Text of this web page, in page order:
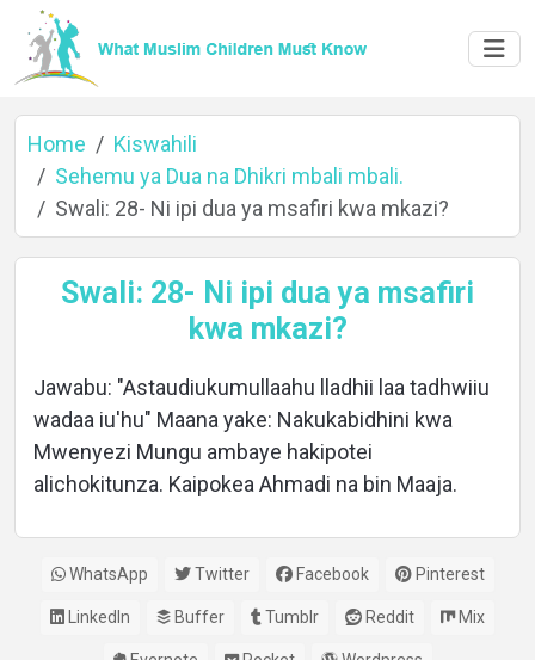
Home
Languages
Home
Kiswahili
Sehemu ya Dua na Dhikri mbali mbali.
Swali: 28- Ni ipi dua ya msafiri kwa mkazi?
Swali: 28- Ni ipi dua ya msafiri
kwa mkazi?
Jawabu: "Astaudiukumullaahu lladhii laa tadhwiiu
wadaa iu'hu" Maana yake: Nakukabidhini kwa
Mwenyezi Mungu ambaye hakipotei
alichokitunza. Kaipokea Ahmadi na bin Maaja.
WhatsApp Twitter Facebook Pinterest
LinkedIn Buffer Tumblr Reddit Mix